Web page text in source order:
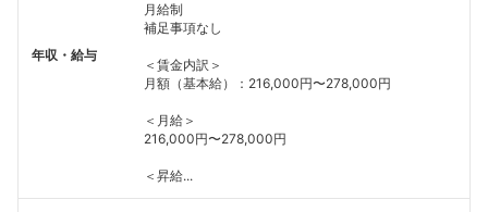
年収・給与
月給制
補足事項なし
＜賃金内訳＞
月額（基本給）：216,000円〜278,000円
＜月給＞
216,000円〜278,000円
＜昇給...